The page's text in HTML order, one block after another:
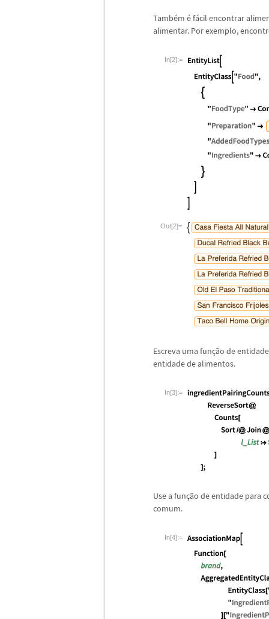
Também éfácil encontrar
alimentar. Por exemplo,
In[2]:=
Out[2]=
Escreva uma função de
entidade de alimentos.
In[3]:=
Use a função de entidade para
comum.
In[4]:=